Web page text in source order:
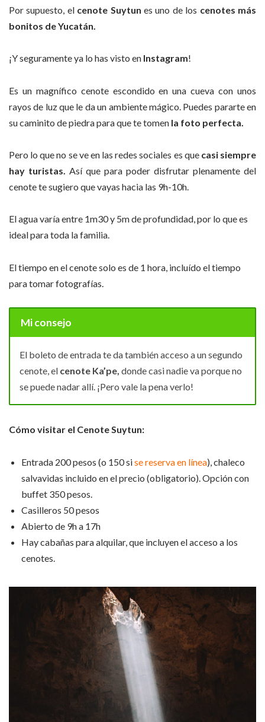
Por supuesto, el cenote Suytun es uno de los cenotes más
bonitos deYucatán.
¡Y seguramente ya lo has visto en Instagram!
Es un magnífico cenote escondido en una cueva con unos
rayos de luz que le da un ambiente mágico. Puedes pararte en
su caminito de piedra para que te tomen la foto perfecta.
Pero lo que no se ve en las redes sociales es que casi siempre
hay turistas. Así que para poder disfrutar plenamente del
cenote te sugiero que vayas hacia las 9h-10h.
El agua varía entre 1m30 y 5m de profundidad, por lo que es
ideal para toda la familia.
El tiempo en el cenote solo es de 1 hora, incluído el tiempo
para tomar fotografías.
Mi consejo
El boleto de entrada te da también acceso a un segundo
cenote, el cenote Ka’pe, donde casi nadie va porque no
se puede nadar allí. ¡Pero vale la pena verlo!
Cómo visitar el Cenote Suytun:
Entrada 200 pesos (o 150 sise reserva en línea), chaleco
salvavidas incluido en el precio (obligatorio). Opción con
buffet 350 pesos.
Casilleros 50 pesos
Abierto de 9h a 17h
Hay cabañas para alquilar, que incluyen el acceso a los
cenotes.